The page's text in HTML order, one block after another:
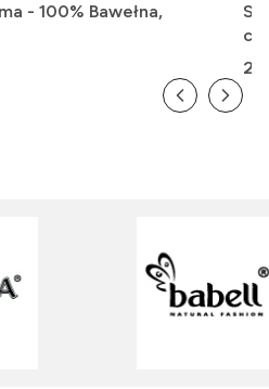
- 100% Bawełna,